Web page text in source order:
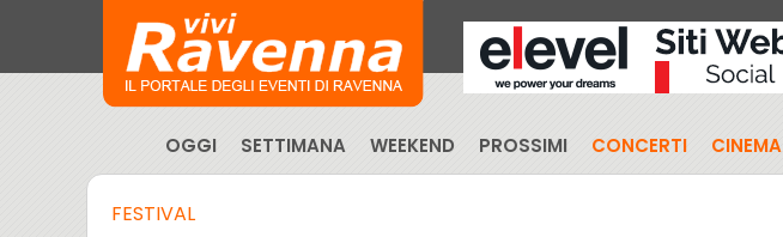
OGGI SETTIMANA WEEKEND PROSSIMI CONCERTI CINEMA
FESTIVAL